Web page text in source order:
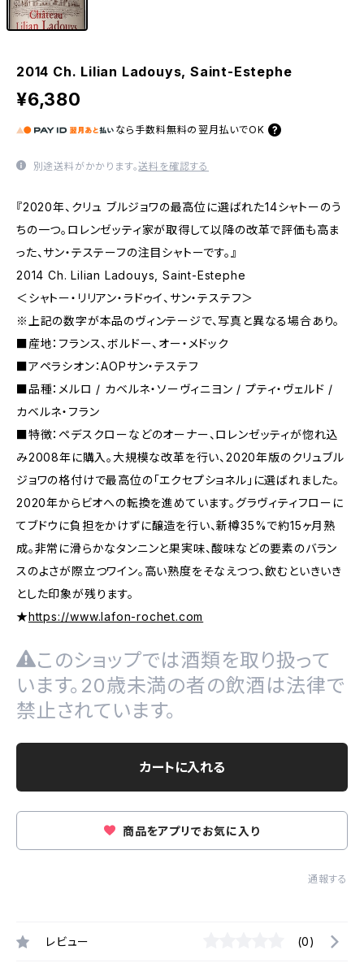
2014 Ch. Lilian Ladouys, Saint-Estephe
¥6,380
なら 手数料無料の 翌月払いでOK
別途送料がかかります。送料を確認する
『2020年、クリュ ブルジョワの最高位に選ばれた14シャトーのう
ちの一つ。ロレンゼッティ家が取得して以降の改革で評価も高ま
った、サン・テステーフの注目シャトーです。』
2014 Ch. Lilian Ladouys, Saint-Estephe
＜シャトー・リリアン・ラドゥイ、サン・テステフ＞
※上記の数字が本品のヴィンテージで、写真と異なる場合あり。
■産地：フランス、ボルドー、オー・メドック
■アペラシオン：AOPサン・テステフ
■品種：メルロ / カベルネ・ソーヴィニヨン / プティ・ヴェルド /
カベルネ・フラン
■特徴：ペデスクローなどのオーナー、ロレンゼッティが惚れ込
み2008年に購入。大規模な改革を行い、2020年版のクリュブル
ジョワの格付けで最高位の「エクセプショネル」に選ばれました。
2020年からビオへの転換を進めています。グラヴィティフローに
てブドウに負担をかけずに醸造を行い、新樽35%で約15ヶ月熟
成。非常に滑らかなタンニンと果実味、酸味などの要素のバラン
スのよさが際立つワイン。高い熟度をそなえつつ、飲むといきいき
とした印象が残ります。
★https://www.lafon-rochet.com
このショップでは酒類を取り扱って
います。20歳未満の者の飲酒は法律で
禁止されています。
カートに入れる
商品をアプリでお気に入り
通報する
レビュー (0)